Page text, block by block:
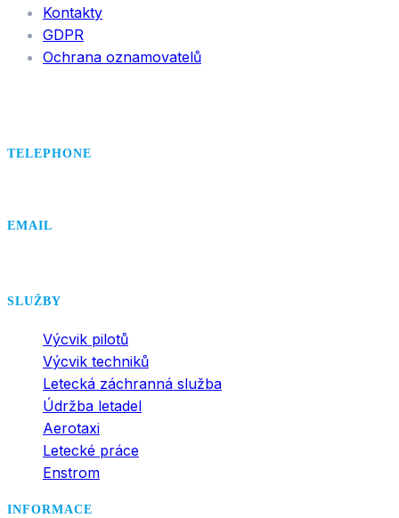
Kontakty
GDPR
Ochrana oznamovatelů
TELEPHONE
EMAIL
SLUŽBY
Výcvik pilotů
Výcvik techniků
Letecká záchranná služba
Údržba letadel
Aerotaxi
Letecké práce
Enstrom
INFORMACE